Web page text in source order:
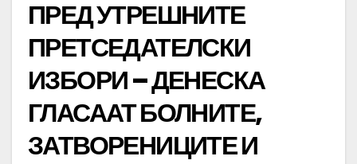
ПРЕД УТРЕШНИТЕ
ПРЕТСЕДАТЕЛСКИ
ИЗБОРИ – ДЕНЕСКА
ГЛАСААТ БОЛНИТЕ,
ЗАТВОРЕНИЦИТЕ И